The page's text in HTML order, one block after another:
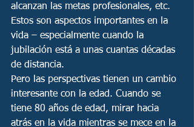
alcanzan las metas profesionales, etc.
Estos son aspectos importantes en la
vida – especialmente cuando la
jubilación está a unas cuantas décadas
de distancia.
Pero las perspectivas tienen un cambio
interesante con la edad. Cuando se
tiene 80 años de edad, mirar hacia
atrás en la vida mientras se mece en la